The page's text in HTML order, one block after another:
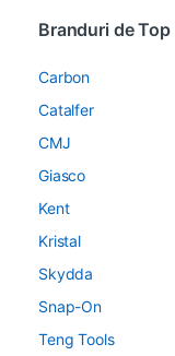
Branduri de Top
Carbon
Catalfer
CMJ
Giasco
Kent
Kristal
Skydda
Snap-On
Teng Tools